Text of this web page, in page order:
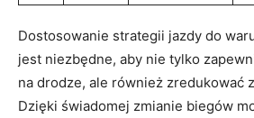
Dostosowanie strategii jazdy do
jest niezbędne, aby nie tylko
na drodze, ale również zredukować
Dzięki świadomej zmianie biegów